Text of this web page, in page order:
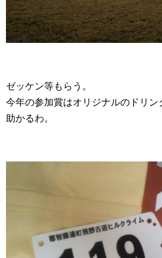
ゼッケン等もらう。
今年の参加賞はオリジナルのドリン
助かるわ。